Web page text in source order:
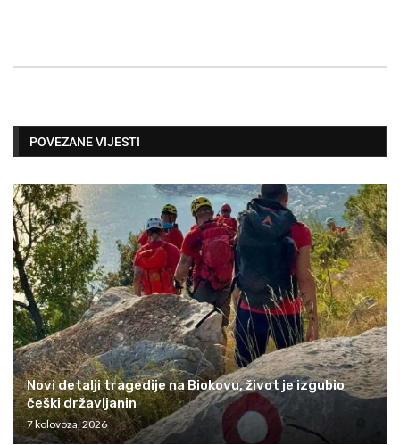
POVEZANE VIJESTI
Novi detalji tragedije na Biokovu, život je izgubio
češki državljanin
7 kolovoza, 2026